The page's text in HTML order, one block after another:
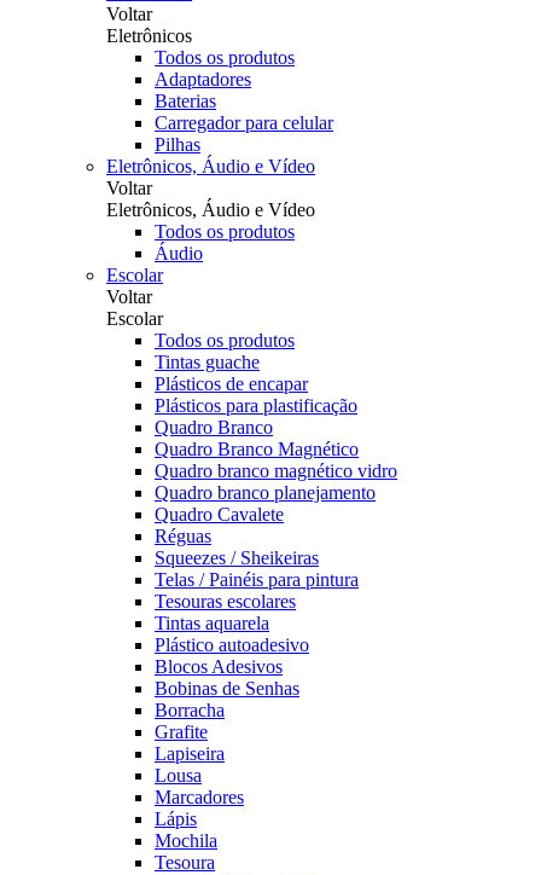
Voltar
Eletrônicos
Todos os produtos
Adaptadores
Baterias
Carregador para celular
Pilhas
Eletrônicos, Áudio e Vídeo
Voltar
Eletrônicos, Áudio e Vídeo
Todos os produtos
Áudio
Escolar
Voltar
Escolar
Todos os produtos
Tintas guache
Plásticos de encapar
Plásticos para plastificação
Quadro Branco
Quadro Branco Magnético
Quadro branco magnético vidro
Quadro branco planejamento
Quadro Cavalete
Réguas
Squeezes / Sheikeiras
Telas / Painéis para pintura
Tesouras escolares
Tintas aquarela
Plástico autoadesivo
Blocos Adesivos
Bobinas de Senhas
Borracha
Grafite
Lapiseira
Lousa
Marcadores
Lápis
Mochila
Tesoura